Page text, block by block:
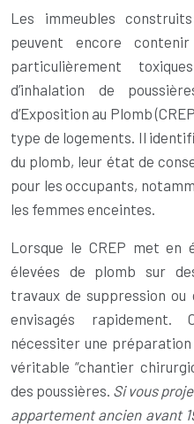
Les immeubles
peuvent encore
particulièrement
d’inhalation de
d’Exposition au Plomb
type de logements. Il
du plomb, leur état de
pour les occupants,
les femmes enceintes.
Lorsque le CREP met en
élevées de plomb sur
travaux de suppression
envisagés rapidement.
nécessiter une
véritable “chantier
des poussières. Si vous
appartement ancien avant